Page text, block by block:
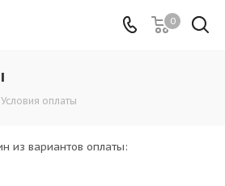
0
Условия оплаты
из вариантов оплаты: